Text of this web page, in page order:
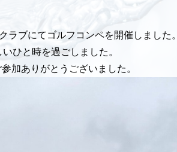
ブにてゴルフコンペを開催しました。
ひと時を過ごしました。
加ありがとうございました。